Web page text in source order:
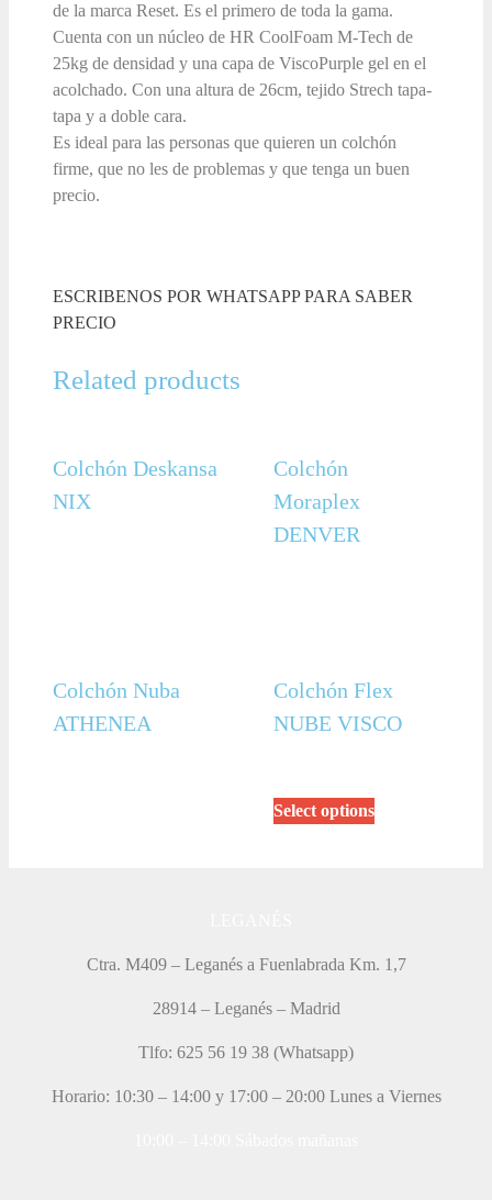
de la marca Reset. Es el primero de toda la gama.
Cuenta con un núcleo de HR CoolFoam M-Tech de
25kg de densidad y una capa de ViscoPurple gel en el
acolchado. Con una altura de 26cm, tejido Strech tapa-
tapa y a doble cara.
Es ideal para las personas que quieren un colchón
firme, que no les de problemas y que tenga un buen
precio.
ESCRIBENOS POR WHATSAPP PARA SABER
PRECIO
Related products
Colchón Deskansa
NIX
Colchón
Moraplex
DENVER
Colchón Nuba
ATHENEA
Colchón Flex
NUBE VISCO
Select options
Ctra. M409 – Leganés a Fuenlabrada Km. 1,7
28914 – Leganés – Madrid
Tlfo: 625 56 19 38 (Whatsapp)
Horario: 10:30 – 14:00 y 17:00 – 20:00 Lunes a Viernes